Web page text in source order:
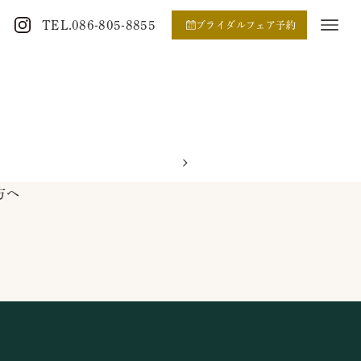
TEL.086-805-8855 ブライダルフェア予約
へ